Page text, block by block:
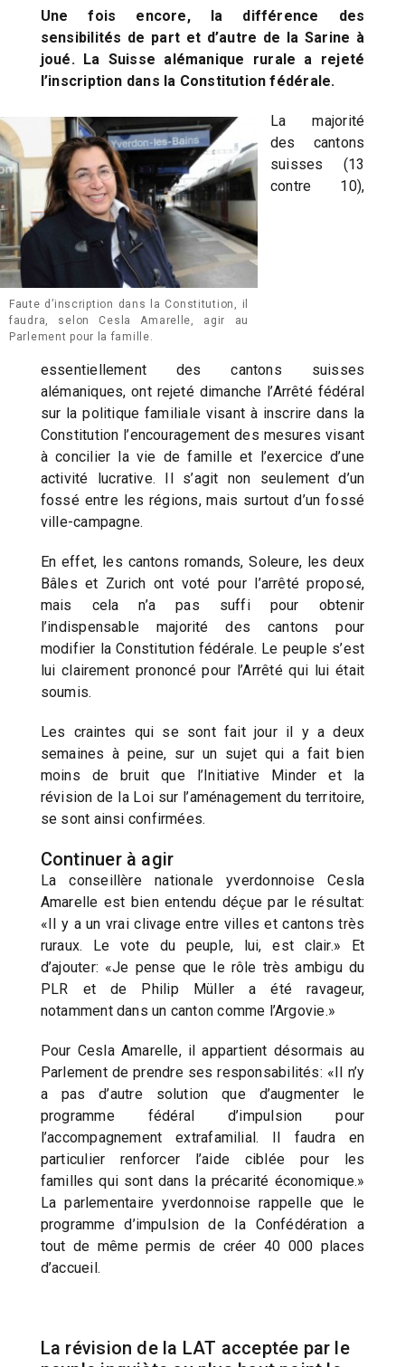
Une fois encore, la différence des
sensibilités de part et d’autre de la Sarine à
joué. La Suisse alémanique rurale a rejeté
l’inscription dans la Constitution fédérale.
Faute d’inscription dans la Constitution, il
faudra, selon Cesla Amarelle, agir au
Parlement pour la famille.
La majorité
des cantons
suisses (13
contre 10),
essentiellement des cantons suisses
alémaniques, ont rejeté dimanche l’Arrêté fédéral
sur la politique familiale visant à inscrire dans la
Constitution l’encouragement des mesures visant
à concilier la vie de famille et l’exercice d’une
activité lucrative. Il s’agit non seulement d’un
fossé entre les régions, mais surtout d’un fossé
ville-campagne.
En effet, les cantons romands, Soleure, les deux
Bâles et Zurich ont voté pour l’arrêté proposé,
mais cela n’a pas suffi pour obtenir
l’indispensable majorité des cantons pour
modifier la Constitution fédérale. Le peuple s’est
lui clairement prononcé pour l’Arrêté qui lui était
soumis.
Les craintes qui se sont fait jour il y a deux
semaines à peine, sur un sujet qui a fait bien
moins de bruit que l’Initiative Minder et la
révision de la Loi sur l’aménagement du territoire,
se sont ainsi confirmées.
Continuer à agir
La conseillère nationale yverdonnoise Cesla
Amarelle est bien entendu déçue par le résultat:
«Il y a un vrai clivage entre villes et cantons très
ruraux. Le vote du peuple, lui, est clair.» Et
d’ajouter: «Je pense que le rôle très ambigu du
PLR et de Philip Müller a été ravageur,
notamment dans un canton comme l’Argovie.»
Pour Cesla Amarelle, il appartient désormais au
Parlement de prendre ses responsabilités: «Il n’y
a pas d’autre solution que d’augmenter le
programme fédéral d’impulsion pour
l’accompagnement extrafamilial. Il faudra en
particulier renforcer l’aide ciblée pour les
familles qui sont dans la précarité économique.»
La parlementaire yverdonnoise rappelle que le
programme d’impulsion de la Confédération a
tout de même permis de créer 40 000 places
d’accueil.
La révision de la LAT acceptée par le